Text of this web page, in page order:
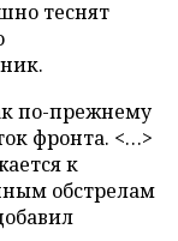
теснят
по-прежнему
фронта. <…>
к
обстрелам